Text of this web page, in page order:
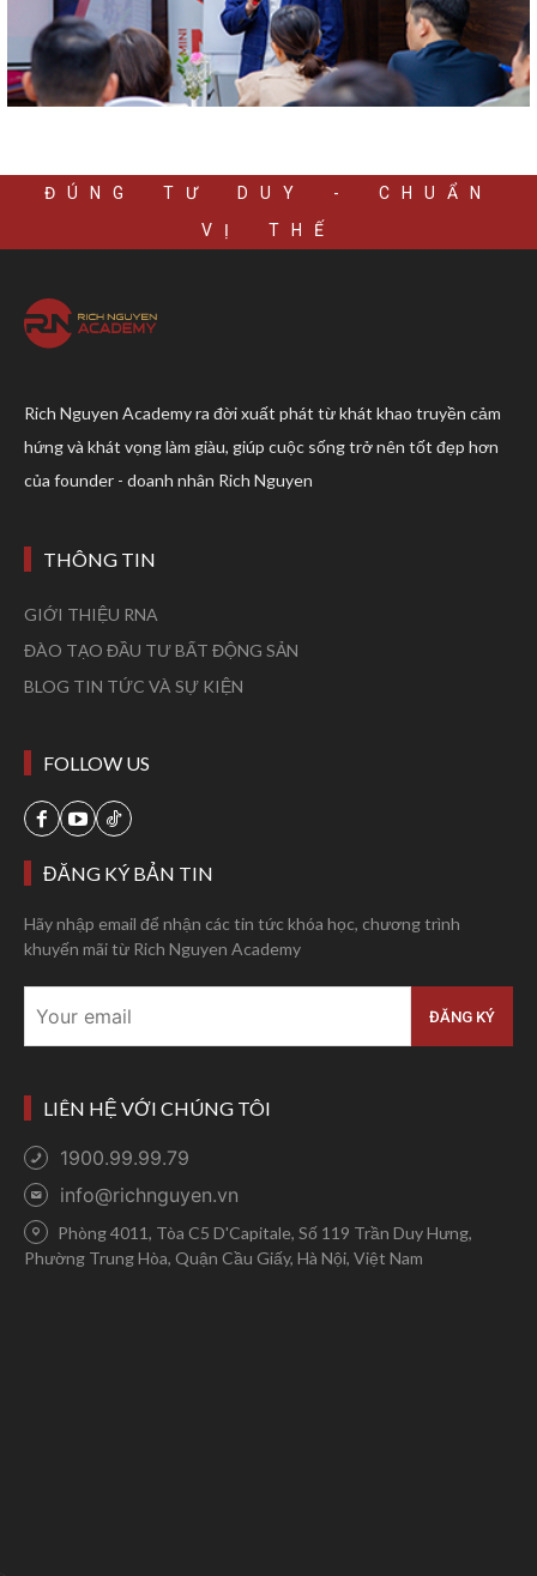
ĐÚNG TƯ DUY - CHUẨN
VỊ THẾ
Rich Nguyen Academy ra đời xuất phát từ khát khao truyền cảm
hứng và khát vọng làm giàu, giúp cuộc sống trở nên tốt đẹp hơn
của founder - doanh nhân Rich Nguyen
THÔNG TIN
GIỚI THIỆU RNA
ĐÀO TẠO ĐẦU TƯ BẤT ĐỘNG SẢN
BLOG TIN TỨC VÀ SỰ KIỆN
FOLLOW US
ĐĂNG KÝ BẢN TIN
Hãy nhập email để nhận các tin tức khóa học, chương trình
khuyến mãi từ Rich Nguyen Academy
LIÊN HỆ VỚI CHÚNG TÔI
1900.99.99.79
info@richnguyen.vn
Phòng 4011, Tòa C5 D'Capitale, Số 119 Trần Duy Hưng,
Phường Trung Hòa, Quận Cầu Giấy, Hà Nội, Việt Nam